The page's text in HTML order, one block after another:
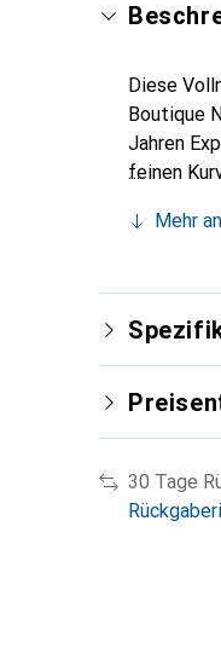
Diese
Boutique
Jahren
feinen
Wahl für
Mehr
30 Tage